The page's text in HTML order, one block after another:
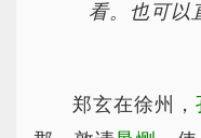
看。也可以
郑玄在徐州，